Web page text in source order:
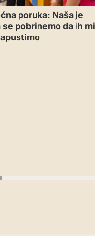
poruka: Naša je
se pobrinemo da ih mi